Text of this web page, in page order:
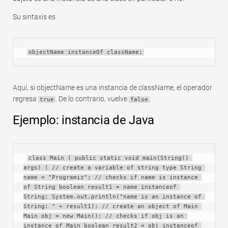
Tabla dinámica
Su sintaxis es
objectName instanceOf className;
Aquí, si objectName es una instancia de className, el operador
regresa true . De lo contrario, vuelve false
Ejemplo: instancia de Java
class Main ( public static void main(String()
args) ( // create a variable of string type String
name = "Programiz"; // checks if name is instance
of String boolean result1 = name instanceof
String; System.out.println("name is an instance of
String: " + result1); // create an object of Main
Main obj = new Main(); // checks if obj is an
instance of Main boolean result2 = obj instanceof